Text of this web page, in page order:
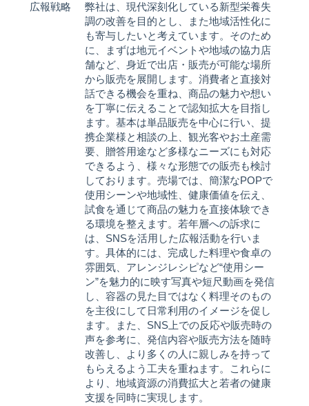
広報戦略
弊社は、現代深刻化している新型栄養失
調の改善を目的とし、また地域活性化に
も寄与したいと考えています。そのため
に、まずは地元イベントや地域の協力店
舗など、身近で出店・販売が可能な場所
から販売を展開します。消費者と直接対
話できる機会を重ね、商品の魅力や想い
を丁寧に伝えることで認知拡大を目指し
ます。基本は単品販売を中心に行い、提
携企業様と相談の上、観光客やお土産需
要、贈答用途など多様なニーズにも対応
できるよう、様々な形態での販売も検討
しております。売場では、簡潔なPOPで
使用シーンや地域性、健康価値を伝え、
試食を通じて商品の魅力を直接体験でき
る環境を整えます。若年層への訴求に
は、SNSを活用した広報活動を行いま
す。具体的には、完成した料理や食卓の
雰囲気、アレンジレシピなど“使用シー
ン”を魅力的に映す写真や短尺動画を発信
し、容器の見た目ではなく料理そのもの
を主役にして日常利用のイメージを促し
ます。また、SNS上での反応や販売時の
声を参考に、発信内容や販売方法を随時
改善し、より多くの人に親しみを持って
もらえるよう工夫を重ねます。これらに
より、地域資源の消費拡大と若者の健康
支援を同時に実現します。